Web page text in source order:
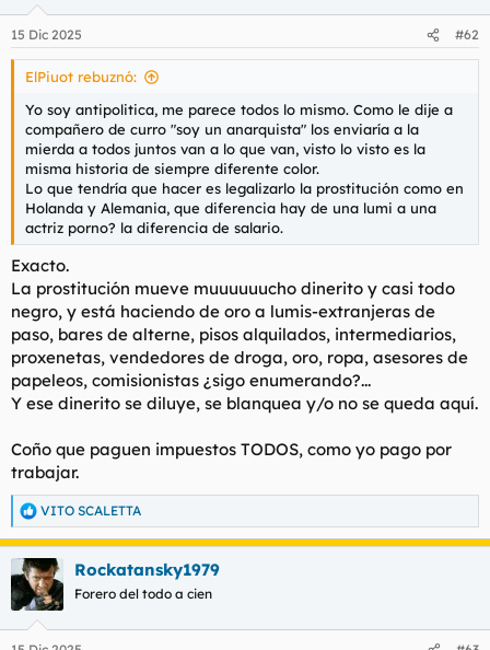
e
s
15 Dic 2025 #62
ElPiuot rebuznó:
Yo soy antipolitica, me parece todos lo mismo. Como le dije a
compañero de curro "soy un anarquista" los enviaría a la
mierda a todos juntos van a lo que van, visto lo visto es la
misma historia de siempre diferente color.
Lo que tendría que hacer es legalizarlo la prostitución como en
Holanda y Alemania, que diferencia hay de una lumi a una
actriz porno? la diferencia de salario.
Exacto.
La prostitución mueve muuuuuucho dinerito y casi todo
negro, y está haciendo de oro a lumis-extranjeras de
paso, bares de alterne, pisos alquilados, intermediarios,
proxenetas, vendedores de droga, oro, ropa, asesores de
papeleos, comisionistas ¿sigo enumerando?...
Y ese dinerito se diluye, se blanquea y/o no se queda aquí.
Coño que paguen impuestos TODOS, como yo pago por
trabajar.
R
e
a
c
c
i
VITO SCALETTA
Rockatansky1979
Forero del todo a cien